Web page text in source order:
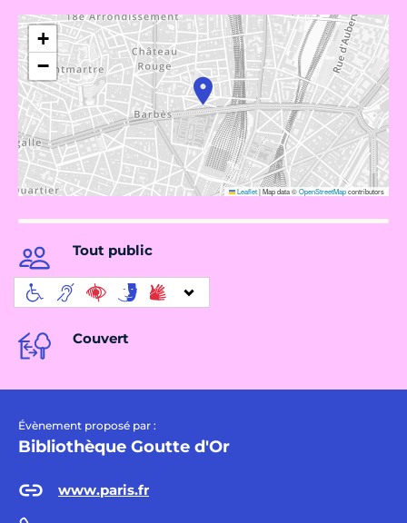
+
−
Leaflet|Map data ©OpenStreetMapcontributors
Tout public
Couvert
Évènement proposé par :
Bibliothèque Goutte d'Or
www.paris.fr